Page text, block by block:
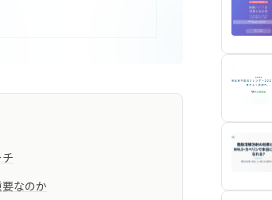
なのか